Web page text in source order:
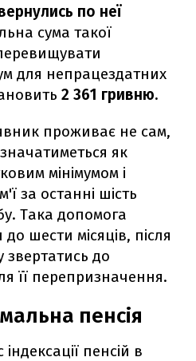
по неї
сума такої
для непрацездатних
2 361 гривню.
проживає не сам,
як
мінімумом і
за останні шість
Така допомога
шести місяців, після
звертатись до
її перепризначення.
пенсія
пенсій в